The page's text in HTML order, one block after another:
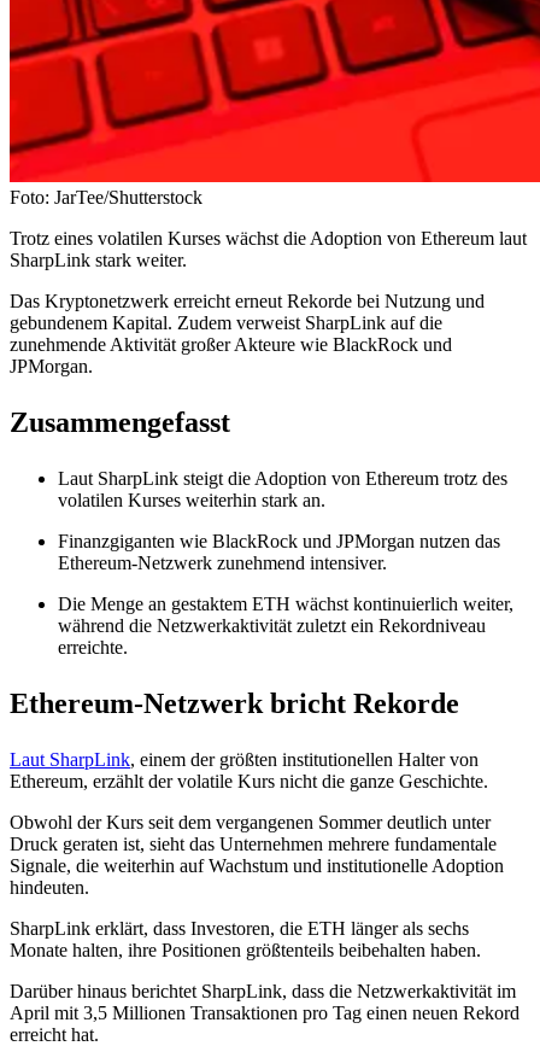
Foto: JarTee/Shutterstock
Trotz eines volatilen Kurses wächst die Adoption von Ethereum laut
SharpLink stark weiter.
Das Kryptonetzwerk erreicht erneut Rekorde bei Nutzung und
gebundenem Kapital. Zudem verweist SharpLink auf die
zunehmende Aktivität großer Akteure wie BlackRock und
JPMorgan.
Zusammengefasst
Laut SharpLink steigt die Adoption von Ethereum trotz des
volatilen Kurses weiterhin stark an.
Finanzgiganten wie BlackRock und JPMorgan nutzen das
Ethereum-Netzwerk zunehmend intensiver.
Die Menge an gestaktem ETH wächst kontinuierlich weiter,
während die Netzwerkaktivität zuletzt ein Rekordniveau
erreichte.
Ethereum-Netzwerk bricht Rekorde
Laut SharpLink, einem der größten institutionellen Halter von
Ethereum, erzählt der volatile Kurs nicht die ganze Geschichte.
Obwohl der Kurs seit dem vergangenen Sommer deutlich unter
Druck geraten ist, sieht das Unternehmen mehrere fundamentale
Signale, die weiterhin auf Wachstum und institutionelle Adoption
hindeuten.
SharpLink erklärt, dass Investoren, die ETH länger als sechs
Monate halten, ihre Positionen größtenteils beibehalten haben.
Darüber hinaus berichtet SharpLink, dass die Netzwerkaktivität im
April mit 3,5 Millionen Transaktionen pro Tag einen neuen Rekord
erreicht hat.